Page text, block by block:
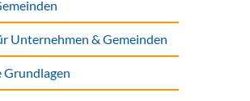
Unternehmen & Gemeinden